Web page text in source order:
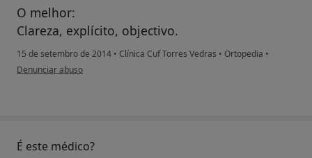
O melhor:
Clareza, explícito, objectivo.
15 de setembro de 2014 • Clínica Cuf Torres Vedras • Ortopedia •
na opinião do utilizador anônimo
Denunciar abuso
É este médico?